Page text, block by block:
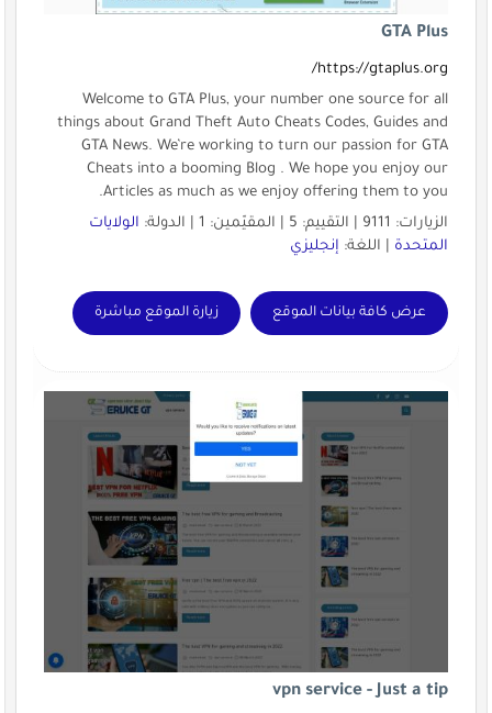
GTA Plus
https://gtaplus.org/
Welcome to GTA Plus, your number one source for all
things about Grand Theft Auto Cheats Codes, Guides and
GTA News. We’re working to turn our passion for GTA
Cheats into a booming Blog . We hope you enjoy our
Articles as much as we enjoy offering them to you.
الزيارات: 9111 | التقييم: 5 | المقيّمين: 1 | الدولة:
الولايات
المتحدة| اللغة: إنجليزي
عرض كافة بيانات الموقع زيارة الموقع مباشرة
vpn service - Just a tip